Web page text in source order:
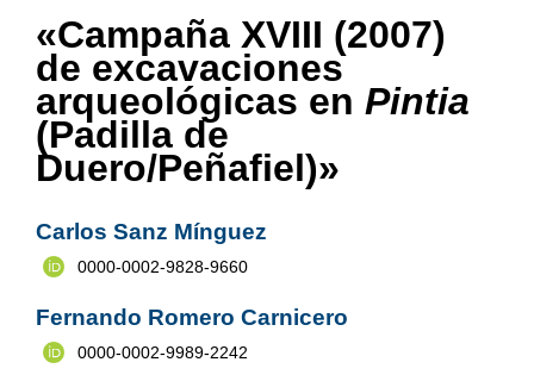
«Campaña XVIII (2007)
de excavaciones
arqueológicas en Pintia
(Padilla de
Duero/Peñafiel)»
Carlos Sanz Mínguez
0000-0002-9828-9660
Fernando Romero Carnicero
0000-0002-9989-2242